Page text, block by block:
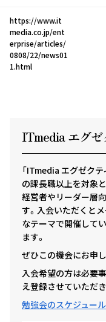
https://www.it
media.co.jp/ent
erprise/articles/
0808/22/news01
1.html
ITmedia エグゼ
「ITmedia エグゼク
の課長職以上を対象
経営者やリーダー層
す。入会いただくと
なテーマで開催して
ます。
ぜひこの機会にお申
入会希望の方は必要
え登録させていただき
勉強会のスケジュー